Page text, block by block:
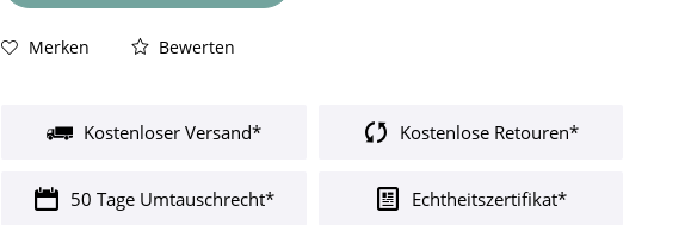
Merken Bewerten
Kostenloser Versand* Kostenlose Retouren*
50 Tage Umtauschrecht* Echtheitszertifikat*